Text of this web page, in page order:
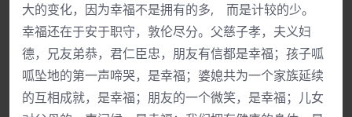
大的变化，因为幸福不是拥有的多, 而是计较的少。
幸福还在于安于职守，敦伦尽分。父慈子孝，夫义妇
德，兄友弟恭，君仁臣忠，朋友有信都是幸福；孩子呱
呱坠地的第一声啼哭，是幸福；婆媳共为一个家族延续
的互相成就，是幸福；朋友的一个微笑，是幸福；儿女